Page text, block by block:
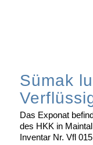
Sümak
Das Exponat
des HKK in Maintal
Inventar Nr. Vfl 015